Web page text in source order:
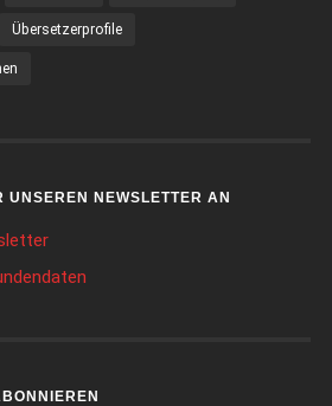
Übersetzerprofile
UNSEREN NEWSLETTER AN